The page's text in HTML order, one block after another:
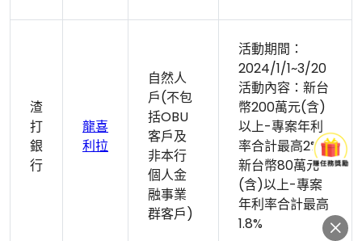
渣
打
銀
行
龍喜
利拉
自然人
戶(不包
括OBU
客戶及
非本行
個人金
融事業
群客戶)
活動期間：
2024/1/1~3/20
活動內容：新台
幣200萬元(含)
以上-專案年利
率合計最高2%
新台幣80萬元
(含)以上-專案
年利率合計最高
1.8%